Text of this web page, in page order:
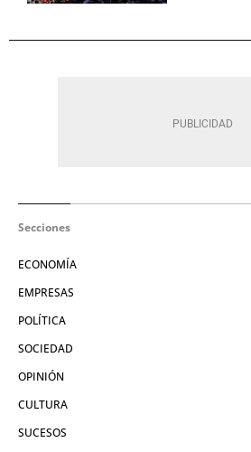
Secciones
ECONOMÍA
EMPRESAS
POLÍTICA
SOCIEDAD
OPINIÓN
CULTURA
SUCESOS